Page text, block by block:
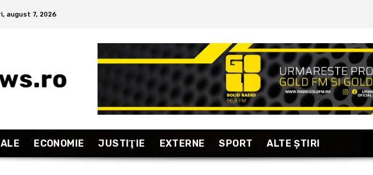
august 7, 2026
ECONOMIE JUSTIŢIE EXTERNE SPORT ALTE ŞTIRI